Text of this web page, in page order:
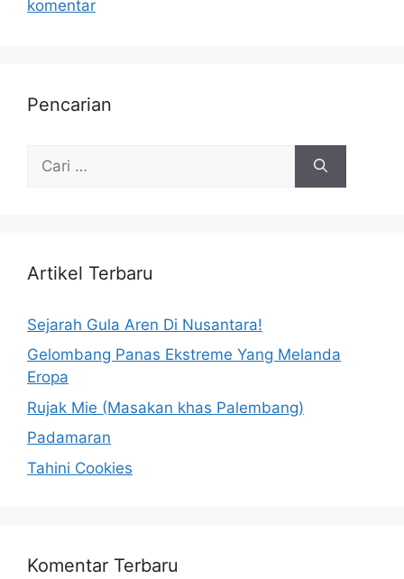
komentar
Pencarian
Artikel Terbaru
Sejarah Gula Aren Di Nusantara!
Gelombang Panas Ekstreme Yang Melanda
Eropa
Rujak Mie (Masakan khas Palembang)
Padamaran
Tahini Cookies
Komentar Terbaru